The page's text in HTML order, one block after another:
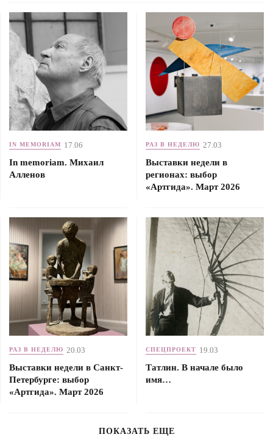
IN MEMORIAM 17.06
In memoriam. Михаил
Алленов
РАЗ В НЕДЕЛЮ 27.03
Выставки недели в
регионах: выбор
«Артгида». Март 2026
РАЗ В НЕДЕЛЮ 20.03
Выставки недели в Санкт-
Петербурге: выбор
«Артгида». Март 2026
СПЕЦПРОЕКТ 19.03
Татлин. В начале было
имя…
ПОКАЗАТЬ ЕЩЕ